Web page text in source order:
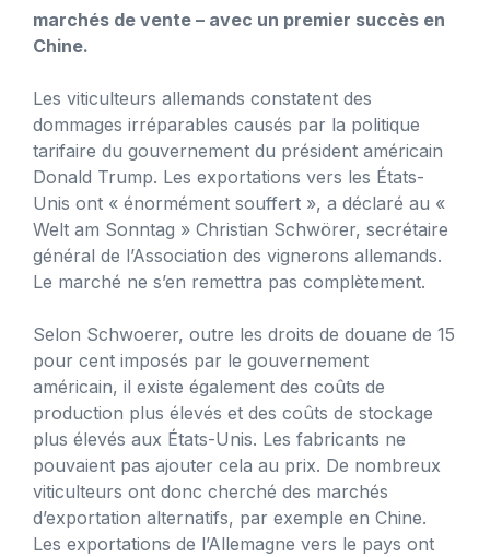
marchés de vente – avec un premier succès en
Chine.
Les viticulteurs allemands constatent des
dommages irréparables causés par la politique
tarifaire du gouvernement du président américain
Donald Trump. Les exportations vers les États-
Unis ont « énormément souffert », a déclaré au «
Welt am Sonntag » Christian Schwörer, secrétaire
général de l’Association des vignerons allemands.
Le marché ne s’en remettra pas complètement.
Selon Schwoerer, outre les droits de douane de 15
pour cent imposés par le gouvernement
américain, il existe également des coûts de
production plus élevés et des coûts de stockage
plus élevés aux États-Unis. Les fabricants ne
pouvaient pas ajouter cela au prix. De nombreux
viticulteurs ont donc cherché des marchés
d’exportation alternatifs, par exemple en Chine.
Les exportations de l’Allemagne vers le pays ont